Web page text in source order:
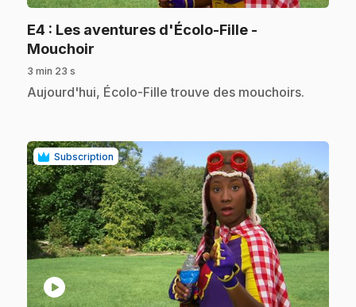
E4 : Les aventures d'Écolo-Fille -
Mouchoir
3 min 23 s
.Aujourd'hui, Écolo-Fille trouve des mouchoirs.
Subscription
play_circle